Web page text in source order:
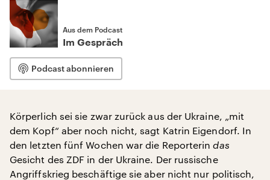
Aus dem Podcast
Im Gespräch
Podcast abonnieren
Körperlich sei sie zwar zurück aus der Ukraine, „mit
dem Kopf“ aber noch nicht, sagt Katrin Eigendorf. In
den letzten fünf Wochen war die Reporterindas
Gesicht des ZDF in der Ukraine. Der russische
Angriffskrieg beschäftige sie aber nicht nur politisch,